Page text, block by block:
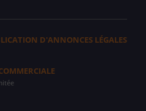
D'ANNONCES LÉGALES